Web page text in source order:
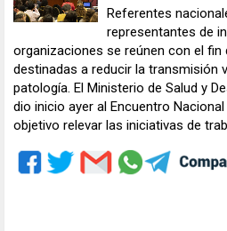
Referentes
representantes de
organizaciones se reúnen con el fin
destinadas a reducir la transmisión
patología. El Ministerio de Salud y
dio inicio ayer al Encuentro
objetivo relevar las iniciativas de